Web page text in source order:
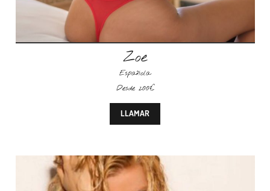
Zoe
Española
Desde 200€
LLAMAR